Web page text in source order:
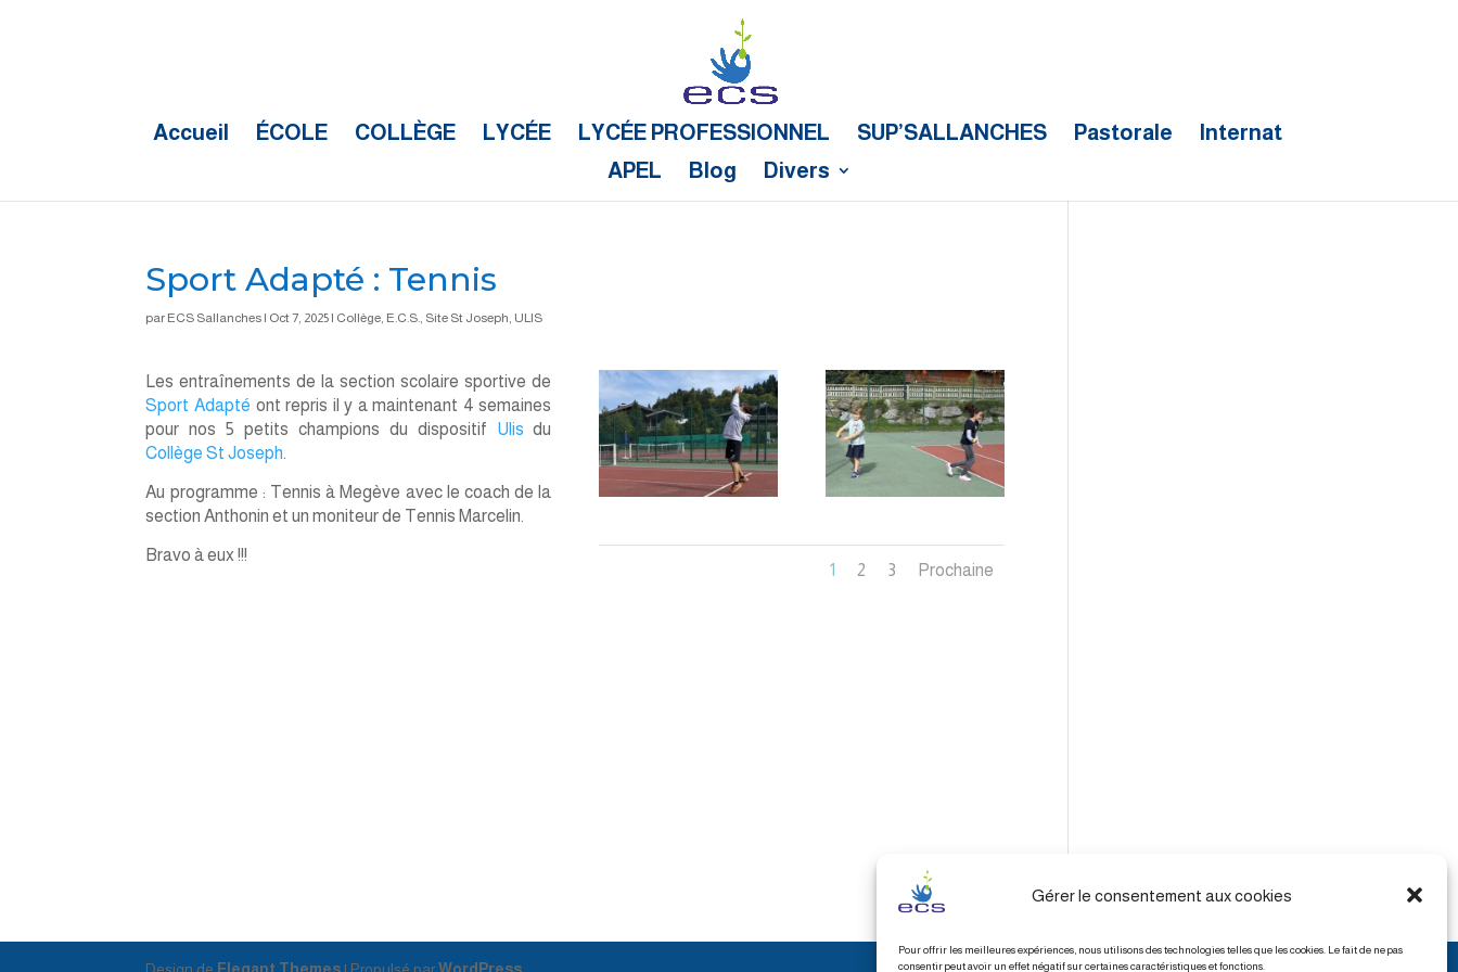
Gérer le consentement aux cookies
Pour offrir les meilleures expériences, nous utilisons des technologies telles que les cookies. Le fait de ne pas
consentir peut avoir un effet négatif sur certaines caractéristiques et fonctions.
Accueil ÉCOLE COLLÈGE LYCÉE LYCÉE PROFESSIONNEL SUP’SALLANCHES Pastorale
Internat
APEL
Blog Divers
Sport Adapté : Tennis
par ECS Sallanches | Oct 7, 2025 | Collège, E.C.S., Site St Joseph, ULIS
Les entraînements de la section scolaire sportive de
Sport Adapté ont repris il y a maintenant 4 semaines
pour nos 5 petits champions du dispositif Ulis du
Collège St Joseph.
Au programme : Tennis à Megève avec le coach de la
section Anthonin et un moniteur de Tennis Marcelin.
Bravo à eux !!!
1
2 3 Prochaine
Design de Elegant Themes | Propulsé parWordPress